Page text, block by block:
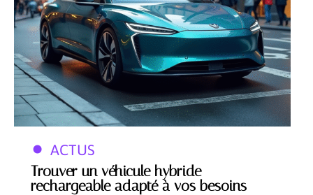
ACTUS
Trouver un véhicule hybride
rechargeable adapté à vos besoins